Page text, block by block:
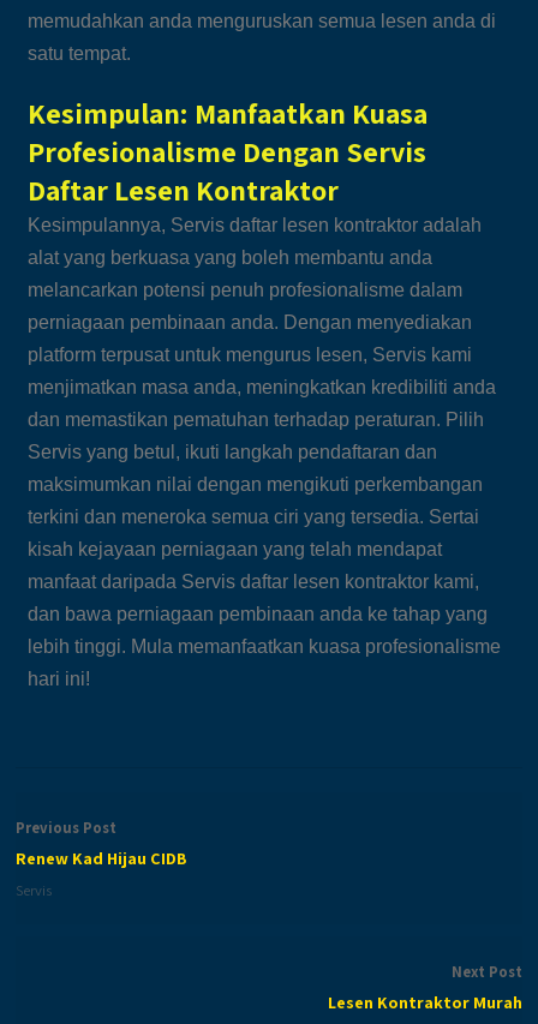
memudahkan anda menguruskan semua lesen anda di
satu tempat.
Kesimpulan: Manfaatkan Kuasa
Profesionalisme Dengan Servis
Daftar Lesen Kontraktor
Kesimpulannya, Servis daftar lesen kontraktor adalah
alat yang berkuasa yang boleh membantu anda
melancarkan potensi penuh profesionalisme dalam
perniagaan pembinaan anda. Dengan menyediakan
platform terpusat untuk mengurus lesen, Servis kami
menjimatkan masa anda, meningkatkan kredibiliti anda
dan memastikan pematuhan terhadap peraturan. Pilih
Servis yang betul, ikuti langkah pendaftaran dan
maksimumkan nilai dengan mengikuti perkembangan
terkini dan meneroka semua ciri yang tersedia. Sertai
kisah kejayaan perniagaan yang telah mendapat
manfaat daripada Servis daftar lesen kontraktor kami,
dan bawa perniagaan pembinaan anda ke tahap yang
lebih tinggi. Mula memanfaatkan kuasa profesionalisme
hari ini!
Previous Post
Renew Kad Hijau CIDB
Servis
Next Post
Lesen Kontraktor Murah